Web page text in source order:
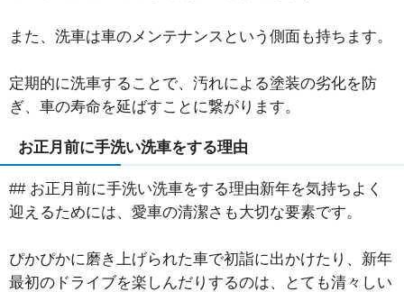
また、洗車は車のメンテナンスという側面も持ちます。
定期的に洗車することで、汚れによる塗装の劣化を防
ぎ、車の寿命を延ばすことに繋がります。
お正月前に手洗い洗車をする理由
## お正月前に手洗い洗車をする理由新年を気持ちよく
迎えるためには、愛車の清潔さも大切な要素です。
ぴかぴかに磨き上げられた車で初詣に出かけたり、新年
最初のドライブを楽しんだりするのは、とても清々しい